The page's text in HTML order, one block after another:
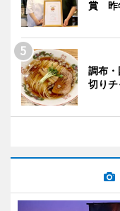
賞 昨
調布
切りチ